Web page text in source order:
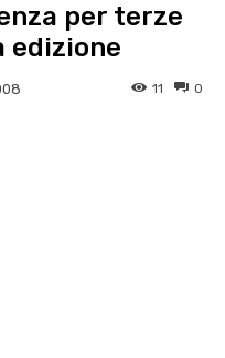
per terze
edizione
0
11